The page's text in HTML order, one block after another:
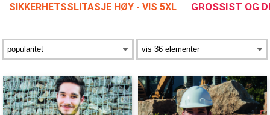
SIKKERHETSSLITASJE HØY - VIS 5XL GROSSIST OG